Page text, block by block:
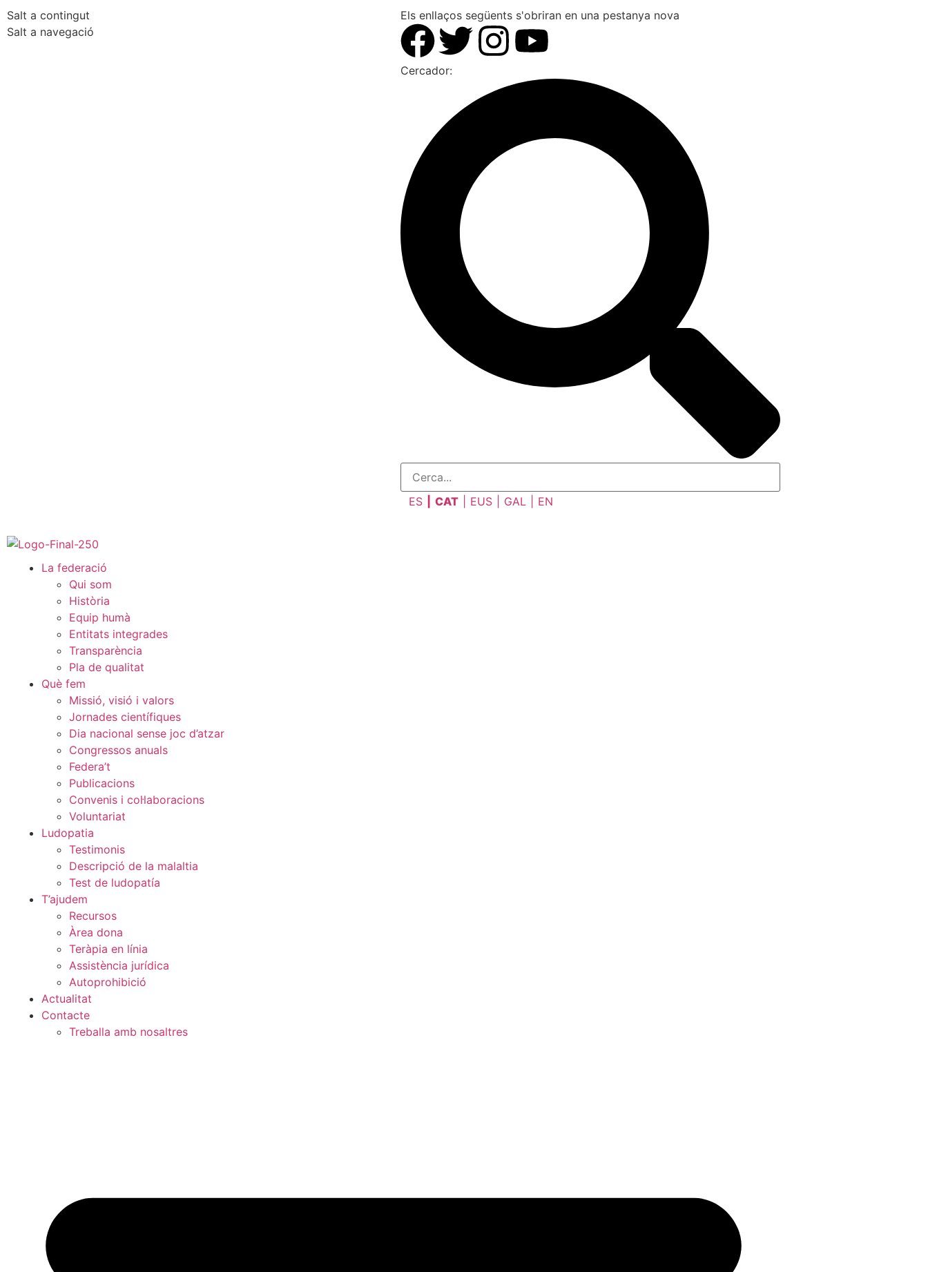
Salt a contingut
Salt a navegació
Els enllaços següents s'obriran en una pestanya nova
Cercador:
ES CAT EUS GAL EN
La federació
Qui som
Història
Equip humà
Entitats integrades
Transparència
Pla de qualitat
Què fem
Missió, visió i valors
Jornades científiques
Dia nacional sense joc d’atzar
Congressos anuals
Federa’t
Publicacions
Convenis i col·laboracions
Voluntariat
Ludopatia
Testimonis
Descripció de la malaltia
Test de ludopatía
T’ajudem
Recursos
Àrea dona
Teràpia en línia
Assistència jurídica
Autoprohibició
Actualitat
Contacte
Treballa amb nosaltres